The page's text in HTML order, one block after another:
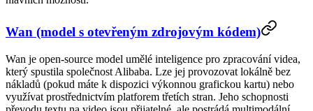
Wan (model s otevřeným zdrojovým kódem)
Wan je open-source model umělé inteligence pro zpracování videa,
který spustila společnost Alibaba. Lze jej provozovat lokálně bez
nákladů (pokud máte k dispozici výkonnou grafickou kartu) nebo
využívat prostřednictvím platforem třetích stran. Jeho schopnosti